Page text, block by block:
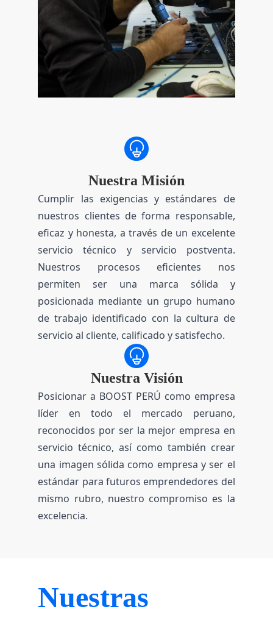
Nuestra Misión
Cumplir las exigencias y estándares de
nuestros clientes de forma responsable,
eficaz y honesta, a través de un excelente
servicio técnico y servicio postventa.
Nuestros procesos eficientes nos
permiten ser una marca sólida y
posicionada mediante un grupo humano
de trabajo identificado con la cultura de
servicio al cliente, calificado y satisfecho.
Nuestra Visión
Posicionar a BOOST PERÚ como empresa
líder en todo el mercado peruano,
reconocidos por ser la mejor empresa en
servicio técnico, así como también crear
una imagen sólida como empresa y ser el
estándar para futuros emprendedores del
mismo rubro, nuestro compromiso es la
excelencia.
Nuestras